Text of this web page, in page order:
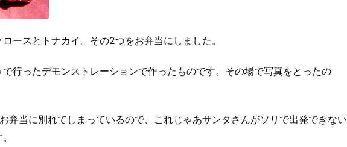
ースとトナカイ。その2つをお弁当にしました。
行ったデモンストレーションで作ったものです。その場で写真をとったの
弁当に別れてしまっているので、これじゃあサンタさんがソリで出発できない